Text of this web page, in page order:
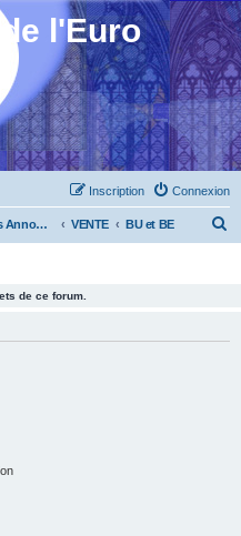
l'Euro
Connexion
Inscription
Petites Annonces VENTE BU et BE
de ce forum.